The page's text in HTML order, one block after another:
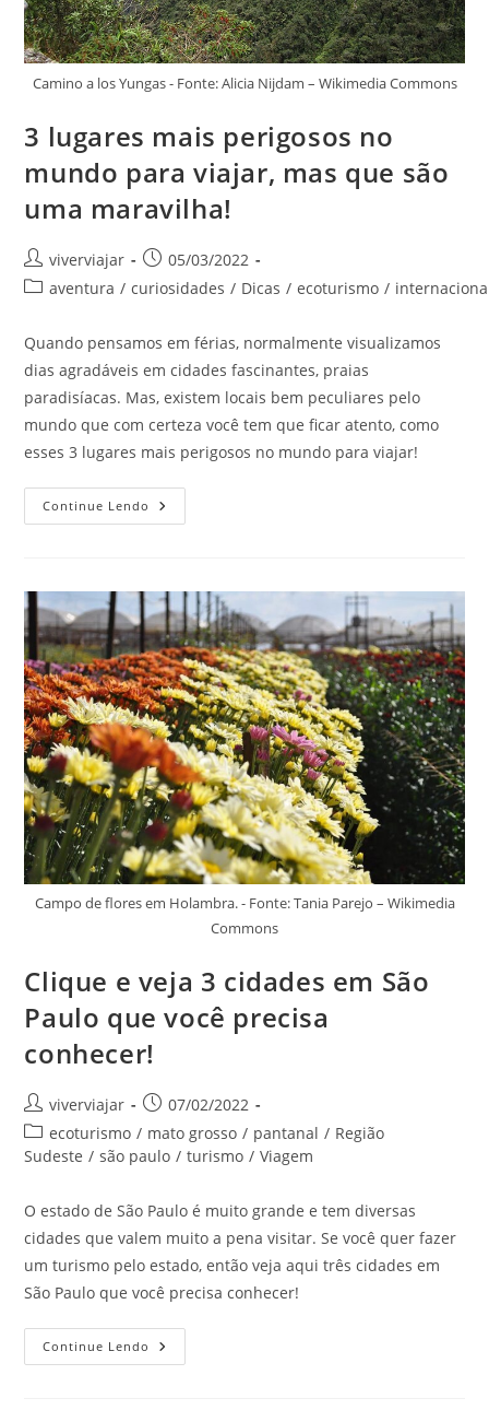
Camino a los Yungas - Fonte: Alicia Nijdam – Wikimedia Commons
3 lugares mais perigosos no
mundo para viajar, mas que são
uma maravilha!
Autor
do
viverviajar
Post
publicado:
05/03/2022
Categoria
post:
aventura / curiosidades / Dicas / ecoturismo /
Quando pensamos em férias, normalmente visualizamos
dias agradáveis em cidades fascinantes, praias
paradisíacas. Mas, existem locais bem peculiares pelo
mundo que com certeza você tem que ficar atento, como
esses 3 lugares mais perigosos no mundo para viajar!
Continue Lendo
Lugares
Para
Viajar,
Mas
Que
São
Uma
Maravilha!
Campo de flores em Holambra. - Fonte: Tania Parejo – Wikimedia
Commons
Clique e veja 3 cidades em São
Paulo que você precisa
conhecer!
Autor
do
post:
viverviajar
Post
publicado:
07/02/2022
Categoria
do
ecoturismo / mato grosso / pantanal / Região
Sudeste / são paulo / turismo / Viagem
O estado de São Paulo é muito grande e tem diversas
cidades que valem muito a pena visitar. Se você quer fazer
um turismo pelo estado, então veja aqui três cidades em
São Paulo que você precisa conhecer!
Continue Lendo Clique
E